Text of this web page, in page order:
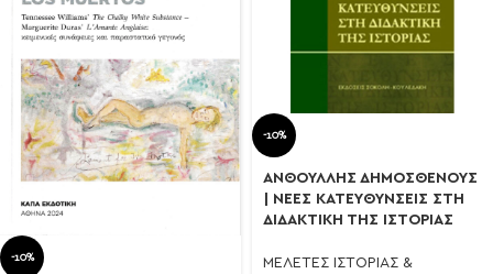
-10%
-10%
ΑΝΘΟΥΛΛΗΣ ΔΗΜΟΣΘΕΝΟΥΣ
| ΝΕΕΣ ΚΑΤΕΥΘΥΝΣΕΙΣ ΣΤΗ
ΔΙΔΑΚΤΙΚΗ ΤΗΣ ΙΣΤΟΡΙΑΣ
ΜΕΛΕΤΕΣ ΙΣΤΟΡΙΑΣ &